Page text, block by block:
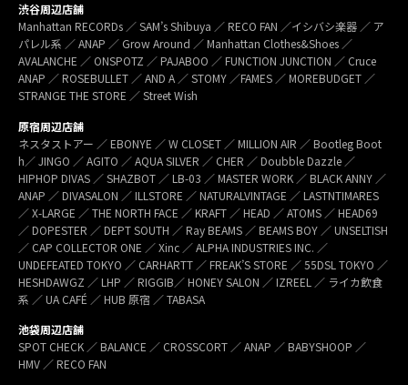
渋谷周辺店舗
Manhattan RECORDs ／ SAM’s Shibuya ／ RECO FAN ／イシバシ楽器 ／ ア
パレル系 ／ ANAP ／ Grow Around ／ Manhattan Clothes&Shoes ／
AVALANCHE ／ ONSPOTZ ／ PAJABOO ／ FUNCTION JUNCTION ／ Cruce
ANAP ／ ROSEBULLET ／ AND A ／ STOMY ／FAMES ／ MOREBUDGET ／
STRANGE THE STORE ／ Street Wish
原宿周辺店舗
ネスタストアー ／ EBONYE ／ W CLOSET ／ MILLION AIR ／ Bootleg Boot
h／ JINGO ／ AGITO ／ AQUA SILVER ／ CHER ／ Doubble Dazzle ／
HIPHOP DIVAS ／ SHAZBOT ／ LB-03 ／ MASTER WORK ／ BLACK ANNY ／
ANAP ／ DIVASALON ／ ILLSTORE ／ NATURALVINTAGE ／ LASTNTIMARES
／ X-LARGE ／ THE NORTH FACE ／ KRAFT ／ HEAD ／ ATOMS ／ HEAD69
／ DOPESTER ／ DEPT SOUTH ／ Ray BEAMS ／ BEAMS BOY ／ UNSELTISH
／ CAP COLLECTOR ONE ／ Xinc ／ ALPHA INDUSTRIES INC. ／
UNDEFEATED TOKYO ／ CARHARTT ／ FREAK’S STORE ／ 55DSL TOKYO ／
HESHDAWGZ ／ LHP ／ RIGGIB／ HONEY SALON ／ IZREEL ／ ライカ飲食
系 ／ UA CAFÉ ／ HUB 原宿 ／ TABASA
池袋周辺店舗
SPOT CHECK ／ BALANCE ／ CROSSCORT ／ ANAP ／ BABYSHOOP ／
HMV ／ RECO FAN